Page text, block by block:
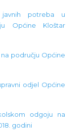
potreba u
Općine Kloštar
području Općine
odjel Općine
odgoju na
godini